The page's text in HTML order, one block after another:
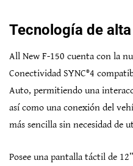
Tecnología de
All New F-150 cuenta con la
Conectividad SYNC®4
Auto, permitiendo una
así como una conexión del
más sencilla sin necesidad de
Posee una pantalla táctil de